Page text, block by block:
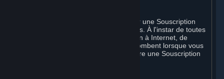
Dans certains cas, Valve peut proposer une Souscription
gratuite à certains Contenus et Services. À l'instar de toutes
les Souscriptions, les frais de connexion à Internet, de
téléphone et autre connexion vous incombent lorsque vous
utilisez Steam, même lorsque Valve offre une Souscription